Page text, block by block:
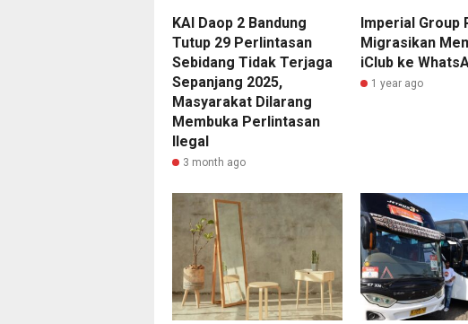
KAI Daop 2 Bandung
Tutup 29 Perlintasan
Sebidang Tidak Terjaga
Sepanjang 2025,
Masyarakat Dilarang
Membuka Perlintasan
Ilegal
3 month ago
Imperial Group
Migrasikan
iClub ke
1 year ago